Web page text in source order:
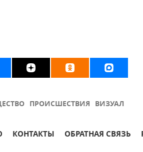
ПРОИСШЕСТВИЯ ВИЗУАЛ
КОНТАКТЫ ОБРАТНАЯ СВЯЗЬ